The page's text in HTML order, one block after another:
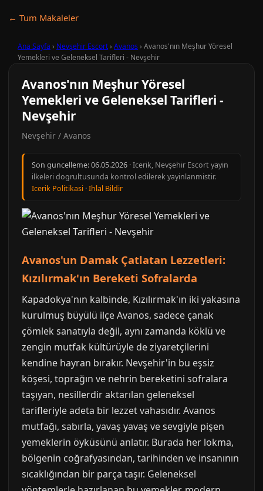
← Tum Makaleler
Ana Sayfa › Nevşehir Escort› Avanos › Avanos'nın Meşhur Yöresel
Yemekleri ve Geleneksel Tarifleri - Nevşehir
Avanos'nın Meşhur Yöresel
Yemekleri ve Geleneksel Tarifleri -
Nevşehir
Nevşehir / Avanos
Son guncelleme:06.05.2026 · Icerik, Nevşehir Escort yayin
ilkeleri dogrultusunda kontrol edilerek yayinlanmistir.
Icerik Politikasi ·Ihlal Bildir
Avanos'un Damak Çatlatan Lezzetleri:
Kızılırmak'ın Bereketi Sofralarda
Kapadokya'nın kalbinde, Kızılırmak'ın iki yakasına
kurulmuş büyülü ilçe Avanos, sadece çanak
çömlek sanatıyla değil, aynı zamanda köklü ve
zengin mutfak kültürüyle de ziyaretçilerini
kendine hayran bırakır. Nevşehir'in bu eşsiz
köşesi, toprağın ve nehrin bereketini sofralara
taşıyan, nesillerdir aktarılan geleneksel
tarifleriyle adeta bir lezzet vahasıdır. Avanos
mutfağı, sabırla, yavaş yavaş ve sevgiyle pişen
yemeklerin öyküsünü anlatır. Burada her lokma,
bölgenin coğrafyasından, tarihinden ve insanının
sıcaklığından bir parça taşır. Geleneksel